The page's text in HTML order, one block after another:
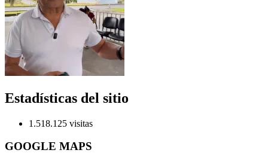
Estadísticas del sitio
1.518.125 visitas
GOOGLE MAPS